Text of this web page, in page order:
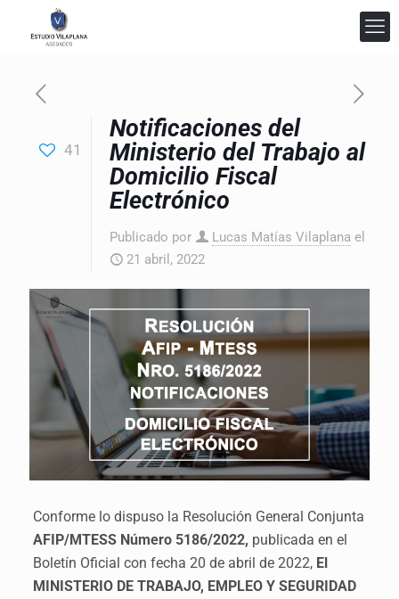
41
Notificaciones del
Ministerio del Trabajo al
Domicilio Fiscal
Electrónico
Publicado por Lucas Matías Vilaplana el
21 abril, 2022
Conforme lo dispuso la Resolución General Conjunta
AFIP/MTESS Número 5186/2022, publicada en el
Boletín Oficial con fecha 20 de abril de 2022, El
MINISTERIO DE TRABAJO, EMPLEO Y SEGURIDAD
Estudio Vilaplana Abogados
En línea